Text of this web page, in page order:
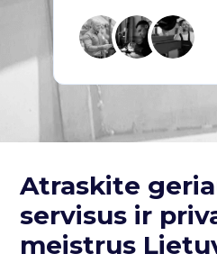
Atraskite
servisus ir
meistrus